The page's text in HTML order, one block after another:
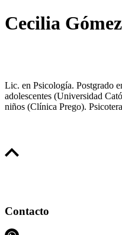
Cecilia Gómez
Lic. en Psicología. Postgrado
adolescentes (Universidad
niños (Clínica Prego).
Contacto